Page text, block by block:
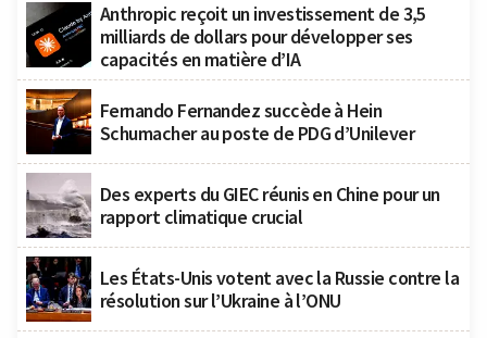
Anthropic reçoit un investissement de 3,5
milliards de dollars pour développer ses
capacités en matière d’IA
Fernando Fernandez succède à Hein
Schumacher au poste de PDG d’Unilever
Des experts du GIEC réunis en Chine pour un
rapport climatique crucial
Les États-Unis votent avec la Russie contre la
résolution sur l’Ukraine à l’ONU